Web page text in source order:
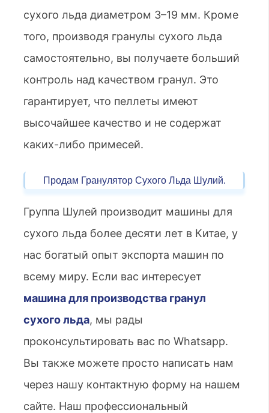
сухого льда диаметром 3–19 мм. Кроме
того, производя гранулы сухого льда
самостоятельно, вы получаете больший
контроль над качеством гранул. Это
гарантирует, что пеллеты имеют
высочайшее качество и не содержат
каких-либо примесей.
Продам Гранулятор Сухого Льда Шулий.
Группа Шулей производит машины для
сухого льда более десяти лет в Китае, у
нас богатый опыт экспорта машин по
всему миру. Если вас интересует
машина для производства гранул
сухого льда, мы рады
проконсультировать вас по Whatsapp.
Вы также можете просто написать нам
через нашу контактную форму на нашем
сайте. Наш профессиональный